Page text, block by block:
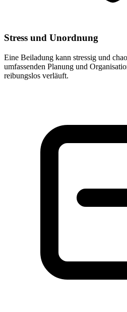
Stress und Unordnung
Eine Beiladung kann stressig und
umfassenden Planung und
reibungslos verläuft.